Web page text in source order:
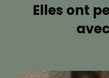
Elles ont